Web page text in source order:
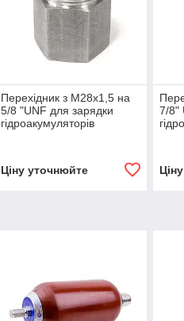
Перехідник з М28х1,5 на
5/8 "UNF для зарядки
гідроакумуляторів
Ціну уточнюйте
7/8"